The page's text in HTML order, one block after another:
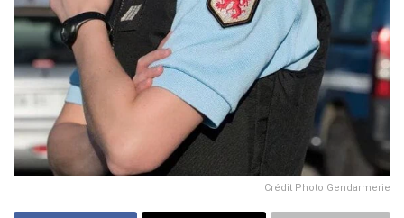
Crédit Photo Gendarmerie